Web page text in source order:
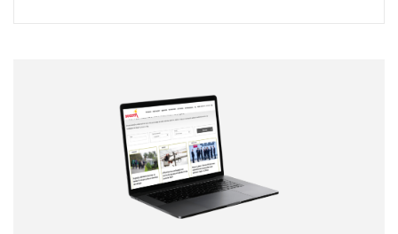
Correo electrónico
Tipo de comentario